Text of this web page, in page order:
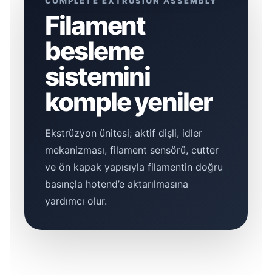
Filament
besleme
sistemini
komple yeniler
Ekstrüzyon ünitesi; aktif dişli, idler
mekanizması, filament sensörü, cutter
ve ön kapak yapısıyla filamentin doğru
basınçla hotend’e aktarılmasına
yardımcı olur.